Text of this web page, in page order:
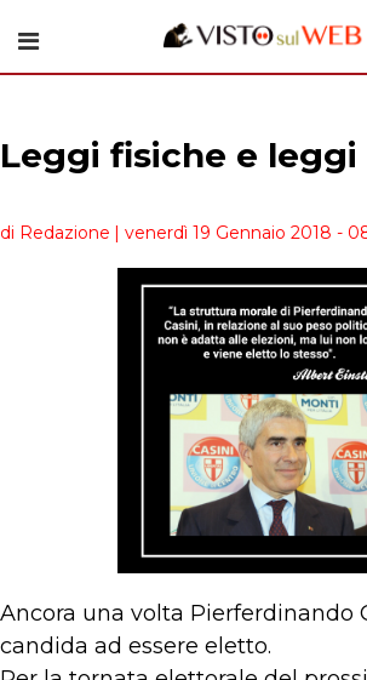
Leggi fisiche e
di Redazione | venerdì 19 Gennaio 2018 -
Ancora una volta Pierferdinando
candida ad essere eletto.